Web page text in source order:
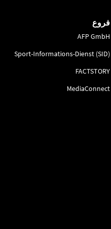
فروع
AFP GmbH
Sport-Informations-Dienst (SID)
FACTSTORY
MediaConnect